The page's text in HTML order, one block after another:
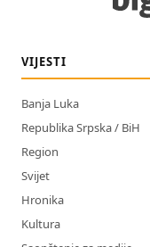
VIJESTI
Banja Luka
Republika Srpska / BiH
Region
Svijet
Hronika
Kultura